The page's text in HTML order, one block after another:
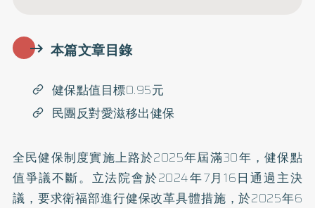
本篇文章目錄
健保點值目標0.95元
民團反對愛滋移出健保
全民健保制度實施上路於2025年屆滿30年，健保點
值爭議不斷。立法院會於2024年7月16日通過主決
議，要求衛福部進行健保改革具體措施，於2025年6